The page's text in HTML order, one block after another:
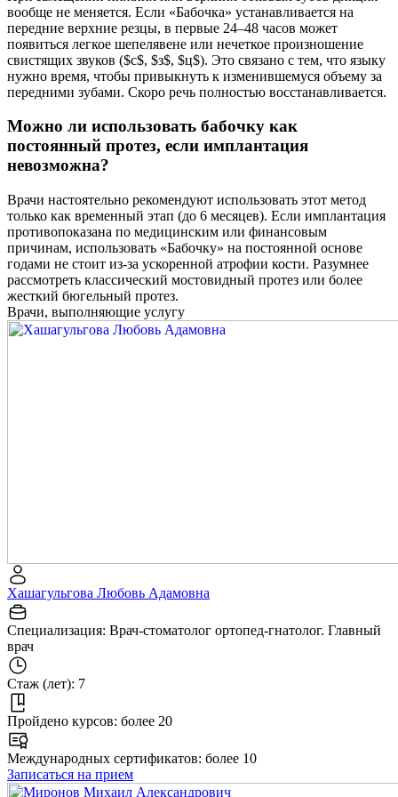
вообще не меняется. Если «Бабочка» устанавливается на
передние верхние резцы, в первые 24–48 часов может
появиться легкое шепелявене или нечеткое произношение
свистящих звуков ($с$, $з$, $ц$). Это связано с тем, что языку
нужно время, чтобы привыкнуть к изменившемуся объему за
передними зубами. Скоро речь полностью восстанавливается.
Можно ли использовать бабочку как
постоянный протез, если имплантация
невозможна?
Врачи настоятельно рекомендуют использовать этот метод
только как временный этап (до 6 месяцев). Если имплантация
противопоказана по медицинским или финансовым
причинам, использовать «Бабочку» на постоянной основе
годами не стоит из-за ускоренной атрофии кости. Разумнее
рассмотреть классический мостовидный протез или более
жесткий бюгельный протез.
Врачи, выполняющие услугу
Хашагульгова Любовь Адамовна
Специализация: Врач-стоматолог ортопед-гнатолог. Главный
врач
Стаж (лет): 7
Пройдено курсов: более 20
Международных сертификатов: более 10
Записаться на прием